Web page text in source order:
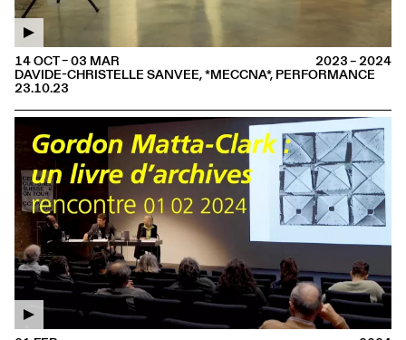
DAVIDE-CHRISTELLE SANVEE, *MECCNA*, PERFORMANCE
23.10.23
14 OCT – 03 MAR 2023 – 2024